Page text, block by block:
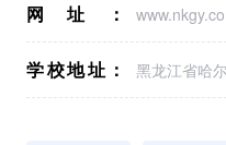
网址：
学校地址： 黑龙江省哈